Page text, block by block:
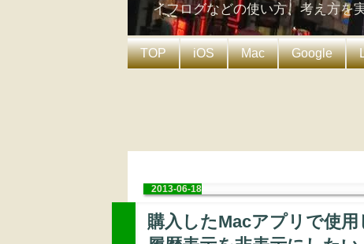
イフログなどの使い方、考え方を
TOP iOS Mac Google
2013-06-18
購入したMacアプリで使